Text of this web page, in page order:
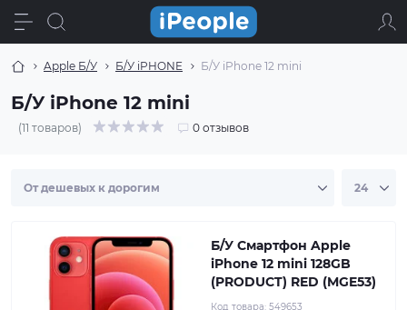
Apple Б/У Б/У iPHONE Б/У iPhone 12 mini
Б/У iPhone 12 mini
(11 товаров) 0 отзывов
Б/У Смартфон Apple
iPhone 12 mini 128GB
(PRODUCT) RED (MGE53)
Код товара: 549653